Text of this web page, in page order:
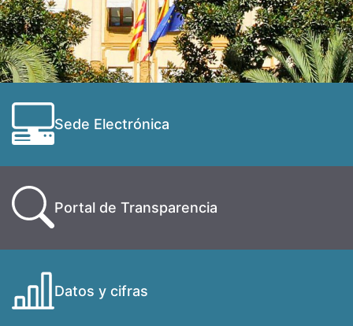
Sede Electrónica
Portal de Transparencia
Datos y cifras